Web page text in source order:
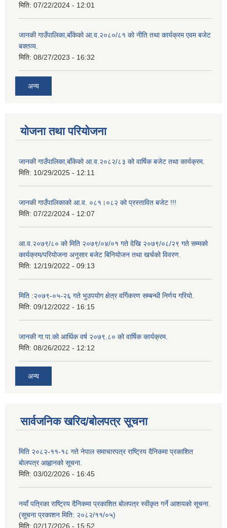
मिति: 07/22/2024 - 12:01
जानकी गाउँपालिका,बाँकेको आ.व.२०८०/८१ को नीति तथा कार्यक्रम एवम बजेट
बक्तव्य.
मिति: 08/27/2023 - 16:32
अन्य
योजना तथा परियोजना
जानकी गाउँपालिका,बाँकेको आ.व.२०८२/८३ को वार्षिक बजेट तथा कार्यक्रम.
मिति: 10/29/2025 - 12:11
जानकी गाउँपालिकाको आ.व. ०८१।०८२ को प्रस्तावित बजेट !!!
मिति: 07/22/2024 - 12:07
आ.व.२०७९/८० को मिति २०७९/०४/०१ गते देखि २०७९/०८/२९ गते सम्मको
कार्यक्रम/परियोजना अनुसार बजेट बिनियोजन तथा खर्चको विवरण.
मिति: 12/19/2022 - 09:13
मिति :२०७९-०५-२६ गते भुउपयोग क्षेत्र वर्गिकरण सम्बन्धी निर्णय गरियो.
मिति: 09/12/2022 - 16:15
जानकी गा.पा.को आर्थिक वर्ष २०७९.८० को वार्षिक कार्यक्रम.
मिति: 08/26/2022 - 12:12
अन्य
सार्वजनिक खरिद/बोलपत्र सूचना
मिति २०८२-११-१८ गते नेपाल समाचारपत्र राष्ट्रिय दैनिकमा प्रकाशित
बोलपत्र आह्वानको सूचना.
मिति: 03/02/2026 - 16:45
नयाँ पत्रिका राष्ट्रिय दैनिकमा प्रकाशित बोलपत्र स्वीकृत गर्ने आशयको सूचना.
(सूचना प्रकाशन मिति: २०८२/११/०५)
मिति: 02/17/2026 - 15:52